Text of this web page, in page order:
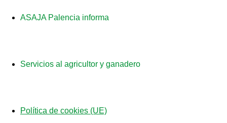
ASAJA Palencia informa
Servicios al agricultor y ganadero
Política de cookies (UE)